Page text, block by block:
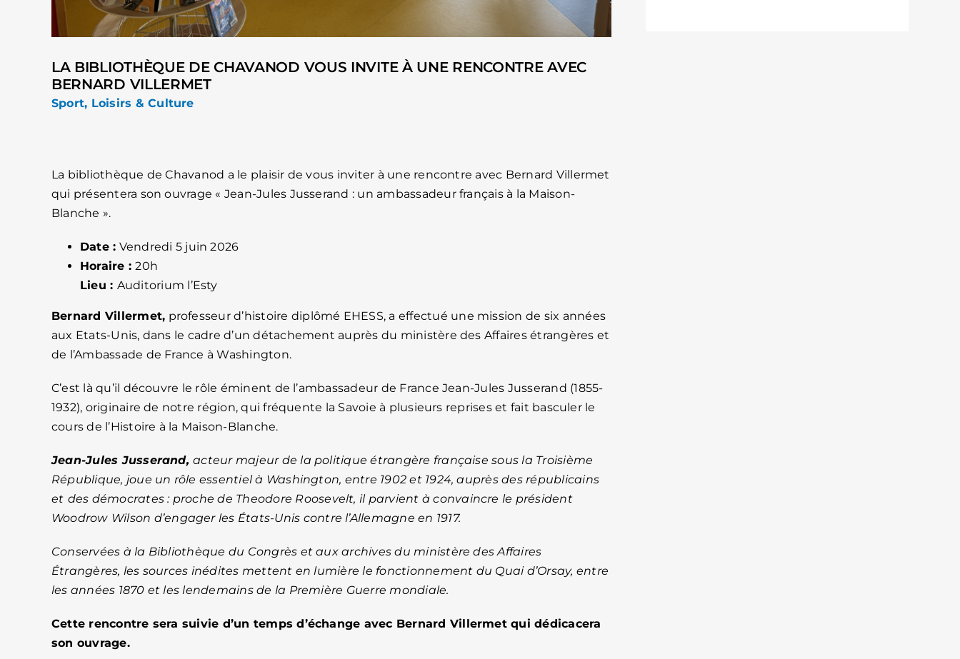
LA BIBLIOTHÈQUE DE CHAVANOD VOUS INVITE À UNE RENCONTRE AVEC
BERNARD VILLERMET
Sport, Loisirs & Culture
La bibliothèque de Chavanod a le plaisir de vous inviter à une rencontre avec Bernard Villermet
qui présentera son ouvrage « Jean-Jules Jusserand : un ambassadeur français à la Maison-
Blanche ».
Date : Vendredi 5 juin 2026
Horaire :20h
Lieu : Auditorium l’Esty
Bernard Villermet, professeur d’histoire diplômé EHESS, a effectué une mission de six années
aux Etats-Unis, dans le cadre d’un détachement auprès du ministère des Affaires étrangères et
de l’Ambassade de France à Washington.
C’est là qu’il découvre le rôle éminent de l’ambassadeur de France Jean-Jules Jusserand (1855-
1932), originaire de notre région, qui fréquente la Savoie à plusieurs reprises et fait basculer le
cours de l’Histoire à la Maison-Blanche.
Jean-Jules Jusserand,acteur majeur de la politique étrangère française sous la Troisième
République, joue un rôle essentiel à Washington, entre 1902 et 1924, auprès des républicains
et des démocrates : proche de Theodore Roosevelt, il parvient à convaincre le président
Woodrow Wilson d’engager les États-Unis contre l’Allemagne en 1917.
Conservées à la Bibliothèque du Congrès et aux archives du ministère des Affaires
Étrangères, les sources inédites mettent en lumière le fonctionnement du Quai d’Orsay, entre
les années 1870 et les lendemains de la Première Guerre mondiale.
Cette rencontre sera suivie d’un temps d’échange avec Bernard Villermet qui dédicacera
son ouvrage.